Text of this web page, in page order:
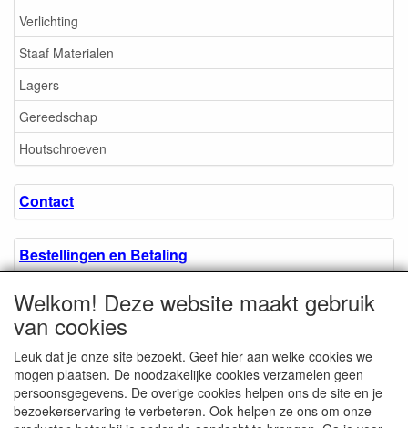
Verlichting
Staaf Materialen
Lagers
Gereedschap
Houtschroeven
Contact
Bestellingen en Betaling
Algemene voorwaarden
Over ons.
Privacyverklaring
Welkom! Deze website maakt gebruik
van cookies
Leuk dat je onze site bezoekt. Geef hier aan welke cookies we
mogen plaatsen. De noodzakelijke cookies verzamelen geen
persoonsgegevens. De overige cookies helpen ons de site en je
bezoekerservaring te verbeteren. Ook helpen ze ons om onze